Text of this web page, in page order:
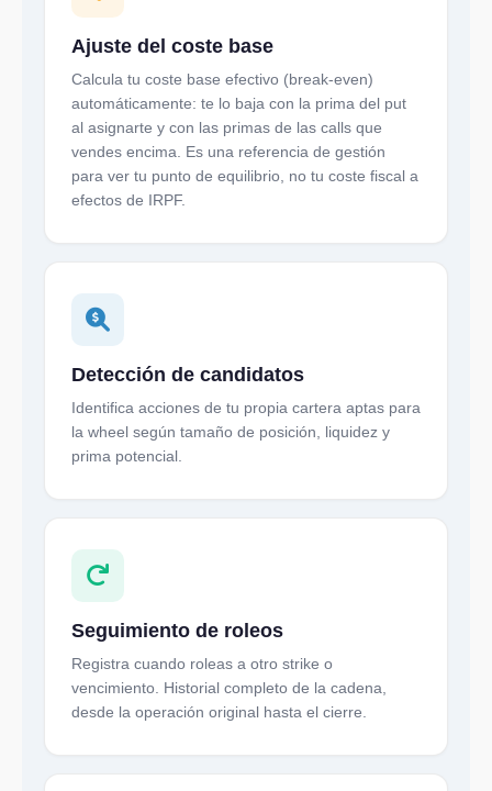
Ajuste del coste base
Calcula tu coste base efectivo (break-even)
automáticamente: te lo baja con la prima del put
al asignarte y con las primas de las calls que
vendes encima. Es una referencia de gestión
para ver tu punto de equilibrio, no tu coste fiscal a
efectos de IRPF.
Detección de candidatos
Identifica acciones de tu propia cartera aptas para
la wheel según tamaño de posición, liquidez y
prima potencial.
Seguimiento de roleos
Registra cuando roleas a otro strike o
vencimiento. Historial completo de la cadena,
desde la operación original hasta el cierre.